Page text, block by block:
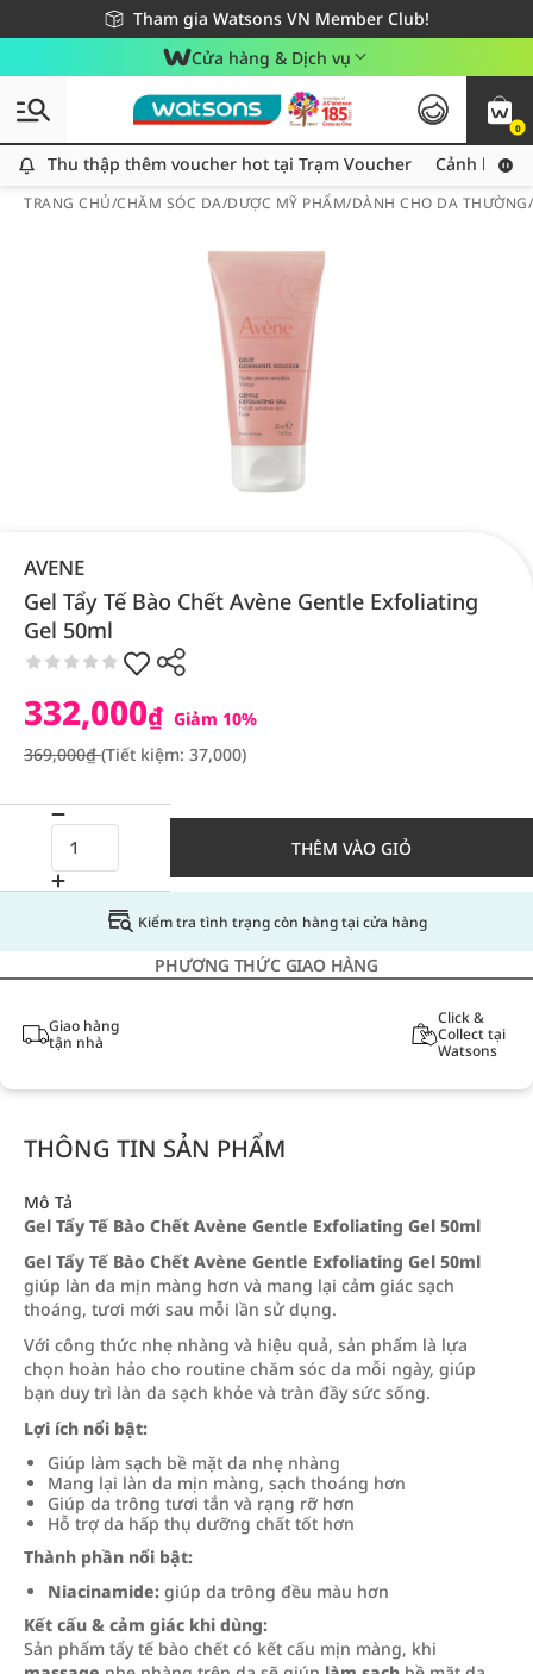
Tham gia Watsons VN Member Club!
Miễn phí giao hàng cho đơn hàng từ 249,000Đ
Giao hàng nhanh 24h - Áp dụng khu vực TP. Hồ Chí Minh
Cửa hàng & Dịch vụ
0
Thu thập thêm voucher hot tại Trạm Voucher
Thu thập thêm voucher hot tại Trạm Voucher Cảnh báo
TRANG CHỦ/CHĂM SÓC DA/DƯỢC MỸ PHẨM/DÀNH CHO DA
AVENE
Gel Tẩy Tế Bào Chết Avène Gentle Exfoliating
Gel 50ml
332,000₫ Giảm 10%
369,000₫(Tiết kiệm: 37,000)
THÊM VÀO GIỎ
Kiểm tra tình trạng còn hàng tại cửa hàng
PHƯƠNG THỨC GIAO HÀNG
Giao hàng
tận nhà
Click &
Collect tại
Watsons
THÔNG TIN SẢN PHẨM
Mô Tả
Gel Tẩy Tế Bào Chết Avène Gentle Exfoliating Gel 50ml
Gel Tẩy Tế Bào Chết Avène Gentle Exfoliating Gel 50ml
giúp làn da mịn màng hơn và mang lại cảm giác sạch
thoáng, tươi mới sau mỗi lần sử dụng.
Với công thức nhẹ nhàng và hiệu quả, sản phẩm là lựa
chọn hoàn hảo cho routine chăm sóc da mỗi ngày, giúp
bạn duy trì làn da sạch khỏe và tràn đầy sức sống.
Lợi ích nổi bật:
Giúp làm sạch bề mặt da nhẹ nhàng
Mang lại làn da mịn màng, sạch thoáng hơn
Giúp da trông tươi tắn và rạng rỡ hơn
Hỗ trợ da hấp thụ dưỡng chất tốt hơn
Thành phần nổi bật:
Niacinamide: giúp da trông đều màu hơn
Kết cấu & cảm giác khi dùng:
Sản phẩm tẩy tế bào chết có kết cấu mịn màng, khi